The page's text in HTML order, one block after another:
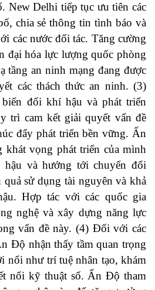
New Delhi tiếp tục ưu tiên các
chia sẻ thông tin tình báo và
các nước đối tác. Tăng cường
đại hóa lực lượng quốc phòng
tầng an ninh mạng đang được
các thách thức an ninh. (3)
đổi khí hậu và phát triển
trì cam kết giải quyết vấn đề
đẩy phát triển bền vững. Ấn
khát vọng phát triển của mình
và hướng tới chuyển đổi
quả sử dụng tài nguyên và khả
Hợp tác với các quốc gia
nghệ và xây dựng năng lực
vấn đề này. (4) Đối với các
Độ nhận thấy tầm quan trọng
nổi như trí tuệ nhân tạo, khám
nối kỹ thuật số. Ấn Độ tham